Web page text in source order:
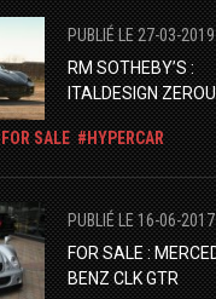
PUBLIÉ LE 27-03-2019
RM SOTHEBY’S :
ITALDESIGN
FOR SALE HYPERCAR
PUBLIÉ LE 16-06-2017
FOR SALE :
BENZ CLK GTR